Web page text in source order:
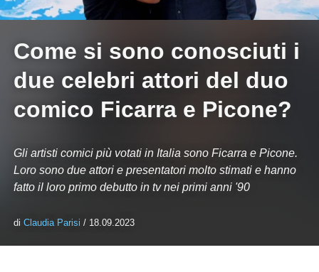
Come si sono conosciuti i
due celebri attori del duo
comico Ficarra e Picone?
Gli artisti comici più votati in Italia sono Ficarra e Picone.
Loro sono due attori e presentatori molto stimati e hanno
fatto il loro primo debutto in tv nei primi anni '90
diClaudia Parisi / 18.09.2023